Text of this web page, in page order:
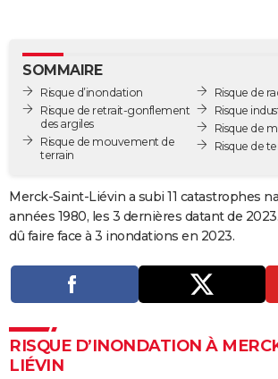
GUIDES D'ACHAT
BONS PLANS
CARTE DE VOEUX
Carte de Noël
Carte Bonne année
Carte Saint-Valentin
Carte Pâques
Carte d'anniversaire
Dictionnaire
Biographies
Citations
Expressions
Proverbes
PROGRAMME TV
COPAINS D'AVANT
S'inscrire
Se connecter
Lycées
Collèges
Primaires
Universités
Entreprises
Service militaire
Avis de recherche
AVIS DE DÉCÈS
Bricolage
Lifestyle
Culture
Sport
Auto
Television
Voyage
Cinema
SOMMAIRE
Risque d’inondation
Risque de retrait-gonflement
des argiles
Risque de mouvement de
terrain
Risque de
Risque
Risque de
Risque de
Merck-Saint-Liévin a subi 11 catastrophes
années 1980, les 3 dernières datant de
dû faire face à 3 inondations en 2023.
RISQUE D’INONDATION À
LIÉVIN